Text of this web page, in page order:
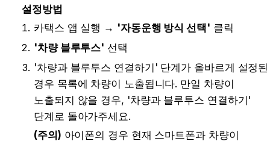
설정방법
카택스 앱 실행 → '자동운행 방식 선택' 클릭
'차량 블루투스' 선택
'차량과 블루투스 연결하기' 단계가 올바르게 설정된
경우 목록에 차량이 노출됩니다. 만일 차량이
노출되지 않을 경우, '
단계로 돌아가주세요.
(주의) 아이폰의 경우 현재 스마트폰과 차량이